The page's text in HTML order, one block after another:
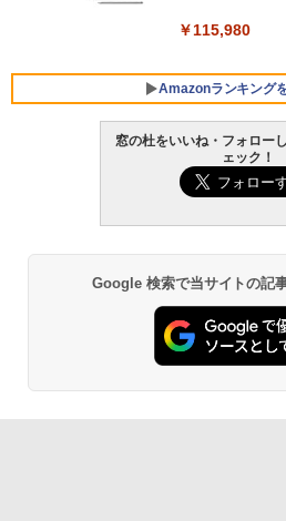
￥139,880
￥115,980
Amazonランキング
窓の杜をいいね・フォロー
ェック！
Google 検索で当サイトの記